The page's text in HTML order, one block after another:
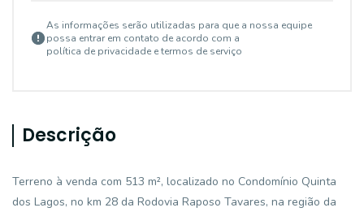
As informações serão utilizadas para que a nossa equipe
possa entrar em contato de acordo com a
política de privacidade e termos de serviço
Descrição
Terreno à venda com 513 m², localizado no Condomínio Quinta
dos Lagos, no km 28 da Rodovia Raposo Tavares, na região da